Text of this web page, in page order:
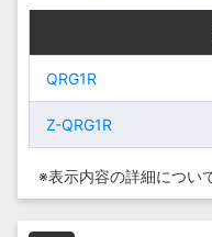
QRG1R
Z-QRG1R
QRG1R
Z-QRG1R
QRG1R
Z-QRG1R
QRG1R
Z-QRG1R
※表示内容の詳細につい